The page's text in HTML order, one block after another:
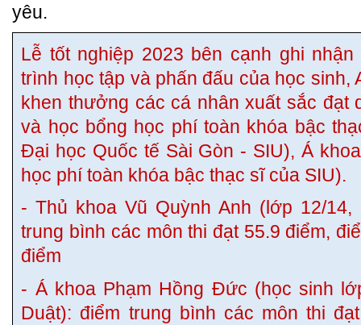
yêu.
Lễ tốt nghiệp 2023 bên cạnh ghi
trình học tập và phấn đấu của học sinh,
khen thưởng các cá nhân xuất sắc đạt
và học bổng học phí toàn khóa bậc
Đại học Quốc tế Sài Gòn - SIU), Á
học phí toàn khóa bậc thạc sĩ của SIU).
- Thủ khoa Vũ Quỳnh Anh (lớp 12/
trung bình các môn thi đạt 55.9 điểm,
điểm
- Á khoa Phạm Hồng Đức (học sinh
Duật): điểm trung bình các môn thi